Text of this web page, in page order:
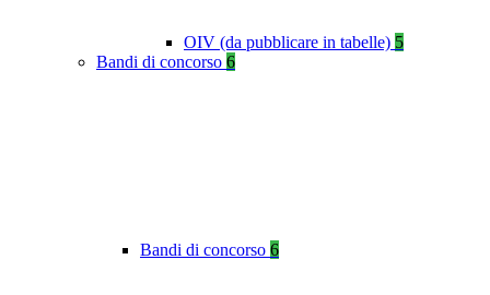
OIV (da pubblicare in tabelle) 5
Bandi di concorso 6
Bandi di concorso 6